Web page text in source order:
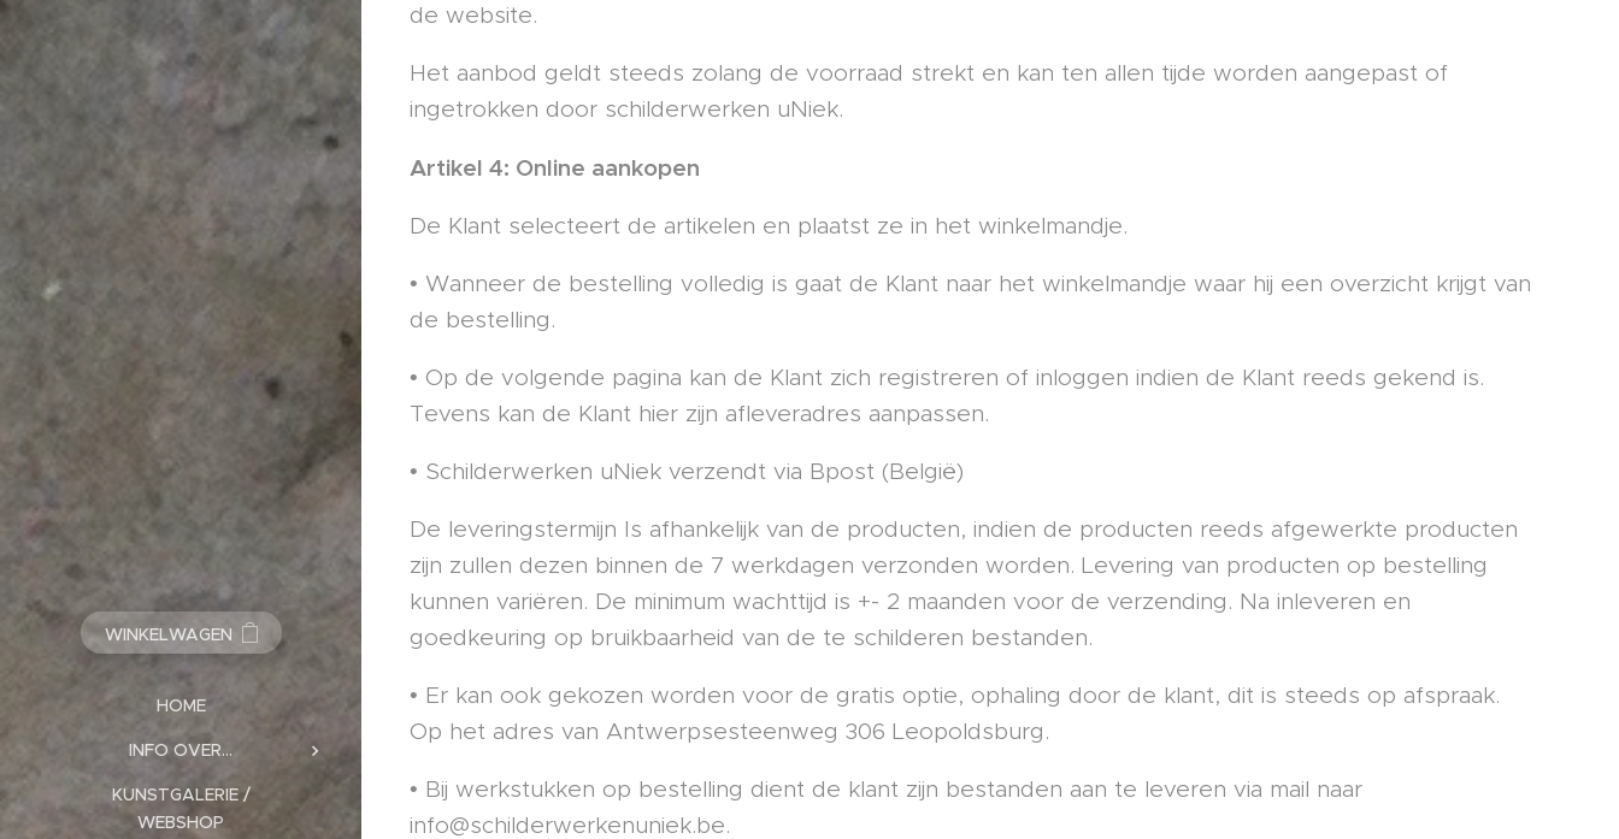
WINKELWAGEN
HOME
INFO OVER...
KUNSTGALERIE /
WEBSHOP
de website.
Het aanbod geldt steeds zolang de voorraad strekt en kan ten allen tijde worden aangepast of
ingetrokken door schilderwerken uNiek.
Artikel 4: Online aankopen
De Klant selecteert de artikelen en plaatst ze in het winkelmandje.
• Wanneer de bestelling volledig is gaat de Klant naar het winkelmandje waar hij een overzicht krijgt van
de bestelling.
• Op de volgende pagina kan de Klant zich registreren of inloggen indien de Klant reeds gekend is.
Tevens kan de Klant hier zijn afleveradres aanpassen.
• Schilderwerken uNiek verzendt via Bpost (België)
De leveringstermijn Is afhankelijk van de producten, indien de producten reeds afgewerkte producten
zijn zullen dezen binnen de 7 werkdagen verzonden worden. Levering van producten op bestelling
kunnen variëren. De minimum wachttijd is +- 2 maanden voor de verzending. Na inleveren en
goedkeuring op bruikbaarheid van de te schilderen bestanden.
• Er kan ook gekozen worden voor de gratis optie, ophaling door de klant, dit is steeds op afspraak.
Op het adres van Antwerpsesteenweg 306 Leopoldsburg.
• Bij werkstukken op bestelling dient de klant zijn bestanden aan te leveren via mail naar
info@schilderwerkenuniek.be.